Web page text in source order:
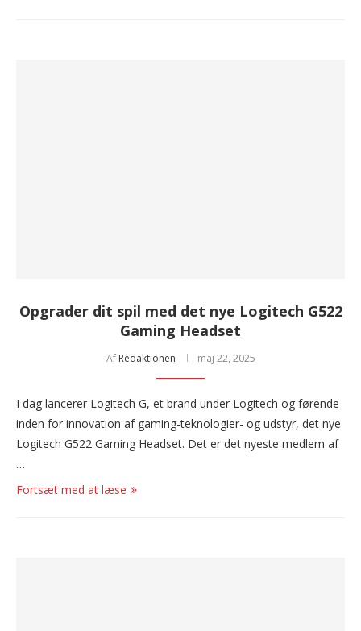
Opgrader dit spil med det nye Logitech G522
Gaming Headset
Af Redaktionen maj 22, 2025
I dag lancerer Logitech G, et brand under Logitech og førende
inden for innovation af gaming-teknologier- og udstyr, det nye
Logitech G522 Gaming Headset. Det er det nyeste medlem af
…
Fortsæt med at læse